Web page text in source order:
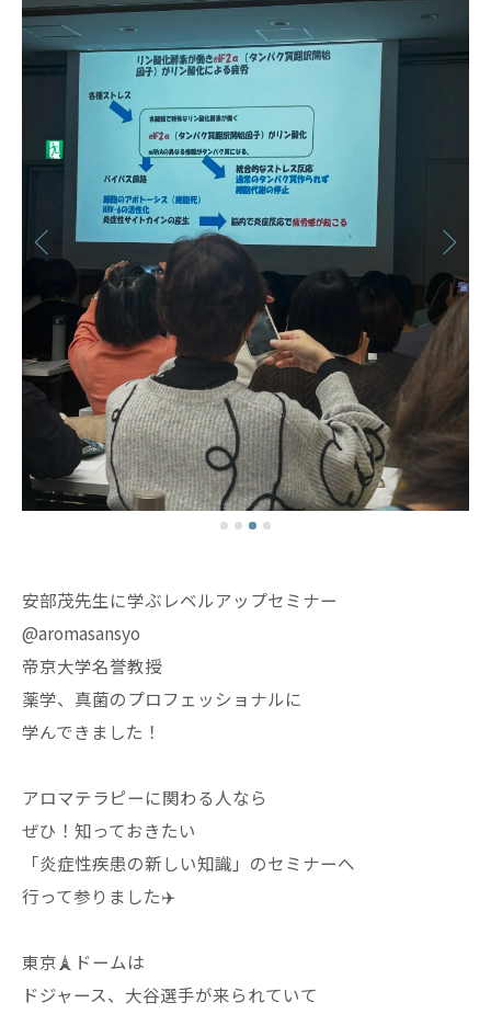
安部茂先生に学ぶレベルアップセミナー
@aromasansyo
帝京大学名誉教授
薬学、真菌のプロフェッショナルに
学んできました！
アロマテラピーに関わる人なら
ぜひ！知っておきたい
「炎症性疾患の新しい知識」のセミナーへ
行って参りました✈️
東京🗼ドームは
ドジャース、大谷選手が来られていて